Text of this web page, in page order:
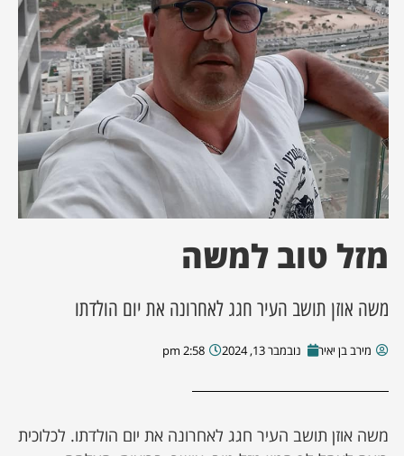
מסע מלחמה
השבוע
מקומית
מזל טוב למשה
משה אוזן תושב העיר חגג לאחרונה את יום הולדתו
מירב בן יאיר נובמבר 13, 2024 2:58 pm
משה אוזן תושב העיר חגג לאחרונה את יום הולדתו. לכלוכית